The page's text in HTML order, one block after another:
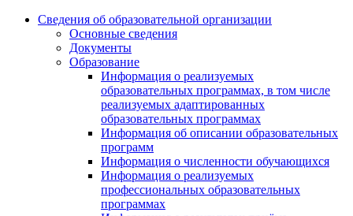
Сведения об образовательной организации
Основные сведения
Документы
Образование
Информация о реализуемых
образовательных программах, в том числе
реализуемых адаптированных
образовательных программах
Информация об описании образовательных
программ
Информация о численности обучающихся
Информация о реализуемых
профессиональных образовательных
программах